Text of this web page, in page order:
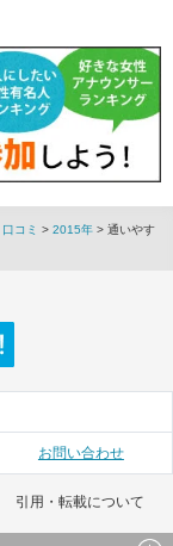
コミ > 2015年 > 通いやす
お問い合わせ
引用・転載について